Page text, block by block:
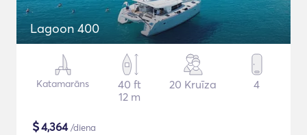
Lagoon 400
Katamarāns
40 ft
12 m
20 Kruīza 4
$4,364/diena